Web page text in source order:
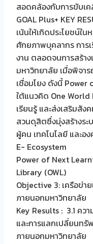
สอดคล้องกับการขับเค
GOAL Plus+ KEY
เน้นให้เกิดประโยชน์ใ
ศักยภาพบุคลากร การ
งาน ตลอดจนการสร้า
มหาวิทยาลัย เมื่อพิจา
เชื่อมโยง ดังนี้
ใต้แนวคิด One
เรียนรู้ และส่งเสริมสัง
สวนดุสิตซึ่งมุ่งสร้างระ
ผู้คน เทคโนโลยี และอ
E- Ecosystem
Power of Next
Library (OWL)
Objective 3: เครือข่า
ภายนอกมหาวิทยาลัย
Key Results : 3.1 คว
และการแลกเปลี่ยนทรั
ภายนอกมหาวิทยาลัย